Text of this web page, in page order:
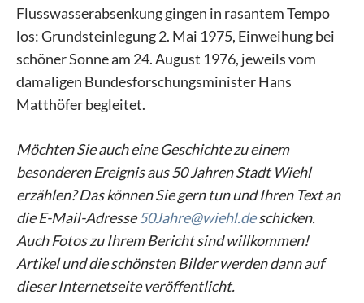
Flusswasserabsenkung gingen in rasantem Tempo
los: Grundsteinlegung 2. Mai 1975, Einweihung bei
schöner Sonne am 24. August 1976, jeweils vom
damaligen Bundesforschungsminister Hans
Matthöfer begleitet.
Möchten Sie auch eine Geschichte zu einem
besonderen Ereignis aus 50 Jahren Stadt Wiehl
erzählen? Das können Sie gern tun und Ihren Text an
die E-Mail-Adresse50Jahre@wiehl.deschicken.
Auch Fotos zu Ihrem Bericht sind willkommen!
Artikel und die schönsten Bilder werden dann auf
dieser Internetseite veröffentlicht.